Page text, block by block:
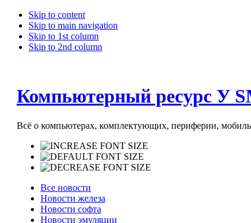
Skip to content
Skip to main navigation
Skip to 1st column
Skip to 2nd column
Компьютерный ресурс У
Всё о компьютерах, комплектующих, периферии,
Все новости
Новости железа
Новости софта
Новости эмуляции